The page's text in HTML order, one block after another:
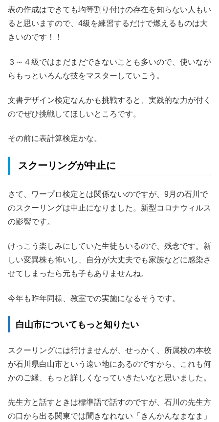
表の作成はできても均等割り付けの存在を知らない人もい
ると思いますので、4級を練習するだけで燃えるものは大
きいのです！！
３～４級ではまだまだできないことも多いので、使いなが
らもっといろんな技をマスターしていこう。
文書デザイン検定なんかも挑戦すると、実践的な力が付く
のでぜひ挑戦してほしいところです。
その前に表計算検定かな。
スクーリングが中止に
さて、ワープロ検定とは関係ないのですが、9月の石川で
のスクーリングは中止になりました。新型コロナウィルス
の影響です。
けっこう楽しみにしていた生徒もいるので、残念です。新
しい変異株も怖いし、自分が大丈夫でも家族などに感染さ
せてしまったら元も子もありませんね。
今年も昨年同様、教室での実施になるそうです。
白山市についてもっと知りたい
スクーリングには行けませんが、せっかく、所属校の本校
が石川県白山市という遠い地にあるのですから、これも何
かのご縁、もっと詳しくなっていきたいなと思いました。
先生方と話すときは標準語で話すのですが、石川の先生方
の口から出る関東では聞きなれない「きんかんなまなま」